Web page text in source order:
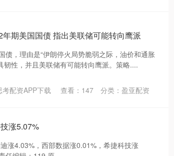
期美国国债 指出美联储可能转向鹰派
债，理由是“伊朗停火局势脆弱之际，油价和通胀
性，并且美联储有可能转向鹰派。策略....
考配资APP下载 查看： 147 分类： 盈亚配资
涨5.07%
涨4.03%，西部数据涨0.01%，希捷科技涨